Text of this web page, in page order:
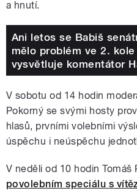
a hnutí.
Ani letos se Babiš
mělo problém ve 2.
vysvětluje komentátor
V sobotu od 14 hodin
Pokorný se svými hosty
hlasů, prvními volebními
úspěchu i neúspěchu
V neděli od 10 hodin Tomáš
povolebním speciálu s